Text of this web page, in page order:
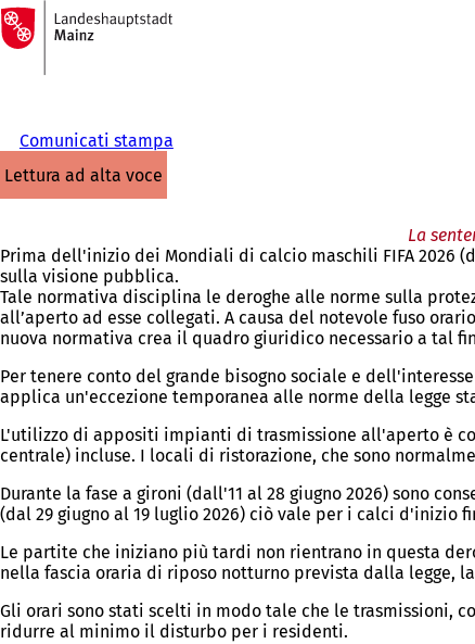
Vai al contenuto
Alla
pagina
iniziale
Comunicati stampa
lettura ad alta voce
La
Prima dell'inizio dei Mondiali di calcio maschili FIFA 2026
sulla visione pubblica.
Tale normativa disciplina le deroghe alle norme sulla
all’aperto ad esse collegati. A causa del notevole fuso
nuova normativa crea il quadro giuridico necessario a tal
Per tenere conto del grande bisogno sociale e
applica un'eccezione temporanea alle norme della legge
L'utilizzo di appositi impianti di trasmissione all'aperto è
centrale) incluse. I locali di ristorazione, che sono
Durante la fase a gironi (dall'11 al 28 giugno 2026) sono
(dal 29 giugno al 19 luglio 2026) ciò vale per i calci d'inizio
Le partite che iniziano più tardi non rientrano in questa
nella fascia oraria di riposo notturno prevista dalla legge,
Gli orari sono stati scelti in modo tale che le trasmissioni,
ridurre al minimo il disturbo per i residenti.